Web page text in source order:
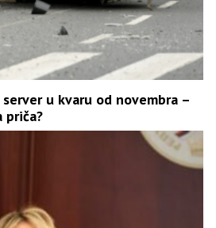
u kvaru od novembra –
priča?